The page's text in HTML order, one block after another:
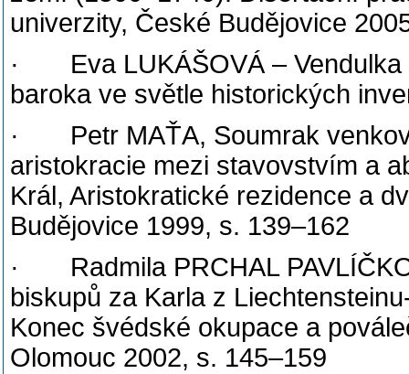
univerzity, České Budějovice
· Eva LUKÁŠOVÁ – Vendulka
baroka ve světle historických
· Petr MAŤA, Soumrak
aristokracie mezi stavovstvím a
Král, Aristokratické rezidence a
Budějovice 1999, s. 139–162
· Radmila PRCHAL
biskupů za Karla z
Konec švédské okupace a
Olomouc 2002, s. 145–159